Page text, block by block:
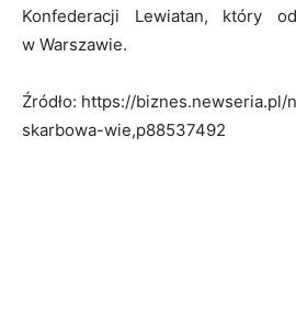
Konfederacji Lewiatan, który
w Warszawie.
Źródło: https://
skarbowa-wie,p88537492